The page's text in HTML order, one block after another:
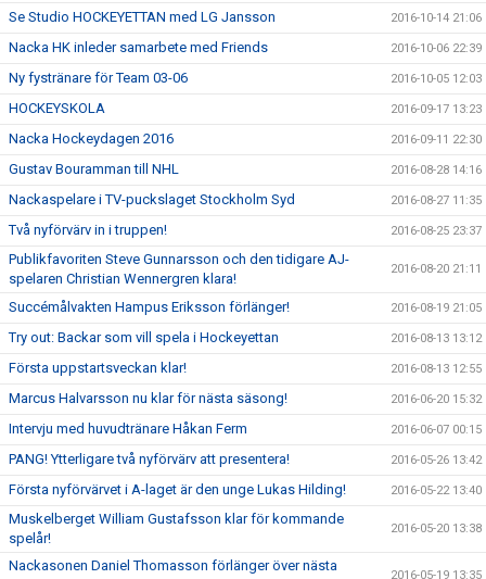
Se Studio HOCKEYETTAN med LG Jansson 2016-10-14 21:06
Nacka HK inleder samarbete med Friends 2016-10-06 22:39
Ny fystränare för Team 03-06 2016-10-05 12:03
HOCKEYSKOLA 2016-09-17 13:23
Nacka Hockeydagen 2016 2016-09-11 22:30
Gustav Bouramman till NHL 2016-08-28 14:16
Nackaspelare i TV-puckslaget Stockholm Syd 2016-08-27 11:35
Två nyförvärv in i truppen! 2016-08-25 23:37
Publikfavoriten Steve Gunnarsson och den tidigare AJ-
spelaren Christian Wennergren klara!
2016-08-20 21:11
Succémålvakten Hampus Eriksson förlänger! 2016-08-19 21:05
Try out: Backar som vill spela i Hockeyettan 2016-08-13 13:12
Första uppstartsveckan klar! 2016-08-13 12:55
Marcus Halvarsson nu klar för nästa säsong! 2016-06-20 15:32
Intervju med huvudtränare Håkan Ferm 2016-06-07 00:15
PANG! Ytterligare två nyförvärv att presentera! 2016-05-26 13:42
Första nyförvärvet i A-laget är den unge Lukas Hilding! 2016-05-22 13:40
Muskelberget William Gustafsson klar för kommande
spelår!
2016-05-20 13:38
Nackasonen Daniel Thomasson förlänger över nästa
2016-05-19 13:35